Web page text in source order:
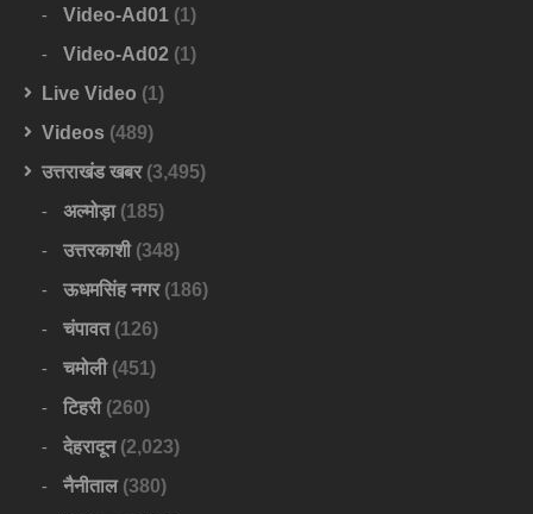
Video-Ad01 (1)
Video-Ad02 (1)
Live Video (1)
Videos (489)
उत्तराखंड खबर(3,495)
अल्मोड़ा(185)
उत्तरकाशी(348)
ऊधमसिंह नगर(186)
चंपावत(126)
चमोली(451)
टिहरी(260)
देहरादून(2,023)
नैनीताल(380)